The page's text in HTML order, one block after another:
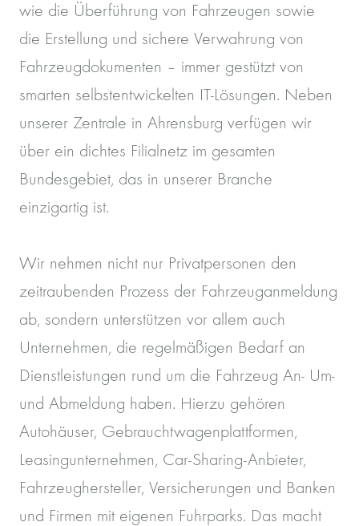
wie die Überführung von Fahrzeugen sowie
die Erstellung und sichere Verwahrung von
Fahrzeugdokumenten – immer gestützt von
smarten selbstentwickelten IT-Lösungen. Neben
unserer Zentrale in Ahrensburg verfügen wir
über ein dichtes Filialnetz im gesamten
Bundesgebiet, das in unserer Branche
einzigartig ist.
Wir nehmen nicht nur Privatpersonen den
zeitraubenden Prozess der Fahrzeuganmeldung
ab, sondern unterstützen vor allem auch
Unternehmen, die regelmäßigen Bedarf an
Dienstleistungen rund um die Fahrzeug An- Um-
und Abmeldung haben. Hierzu gehören
Autohäuser, Gebrauchtwagenplattformen,
Leasingunternehmen, Car-Sharing-Anbieter,
Fahrzeughersteller, Versicherungen und Banken
und Firmen mit eigenen Fuhrparks. Das macht